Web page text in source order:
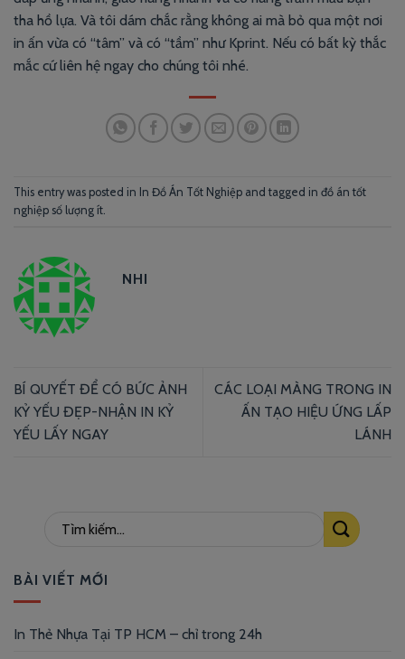
tha hồ lựa. Và tôi dám chắc rằng không ai mà bỏ qua một nơi
in ấn vừa có “tâm” và có “tầm” như Kprint. Nếu có bất kỳ thắc
mắc cứ liên hệ ngay cho chúng tôi nhé.
This entry was posted in In Đồ Án Tốt Nghiệp and tagged in đồ án tốt
nghiệp số lượng ít
NHI
BÍ QUYẾT ĐỂ CÓ BỨC ẢNH
KỶ YẾU ĐẸP-NHẬN IN KỶ
YẾU LẤY NGAY
CÁC LOẠI MÀNG TRONG IN
ẤN TẠO HIỆU ỨNG LẤP
LÁNH
BÀI VIẾT MỚI
In Thẻ Nhựa Tại TP HCM – chỉ trong 24h